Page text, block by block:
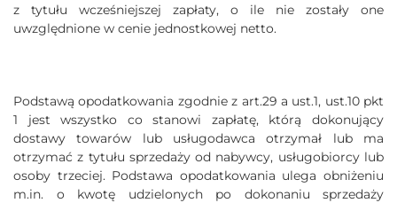
z tytułu wcześniejszej zapłaty, o ile nie zostały one
uwzględnione w cenie jednostkowej netto.
Podstawą opodatkowania zgodnie z art.29 a ust.1, ust.10 pkt
1 jest wszystko co stanowi zapłatę, którą dokonujący
dostawy towarów lub usługodawca otrzymał lub ma
otrzymać z tytułu sprzedaży od nabywcy, usługobiorcy lub
osoby trzeciej. Podstawa opodatkowania ulega obniżeniu
m.in. o kwotę udzielonych po dokonaniu sprzedaży